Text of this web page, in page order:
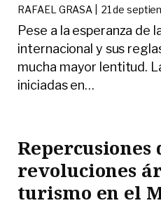
RAFAEL GRASA | 21 de
Pese a la esperanza de
internacional y sus
mucha mayor lentitud.
iniciadas en…
Repercusiones
revoluciones
turismo en el